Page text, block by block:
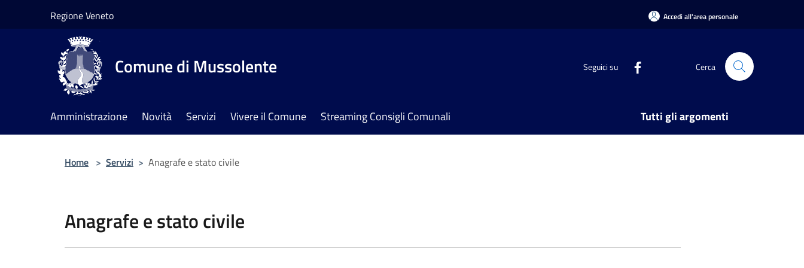
Regione Veneto Accedi all'area personale
Comune di Mussolente Seguici su Cerca
Amministrazione Novità Servizi Vivere il Comune Streaming Consigli Comunali Tutti gli argomenti
Home > Servizi > Anagrafe e stato civile
Anagrafe e stato civile